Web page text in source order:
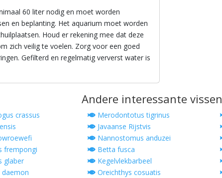
60 liter nodig en moet worden
en beplanting. Het aquarium moet worden
Houd er rekening mee dat deze
zich veilig te voelen. Zorg voor een goed
Gefilterd en regelmatig ververst water is
crassus
frempongi
glaber
daemon
Andere interessante vissen
Merodontotus tigrinus
Javaanse Rijstvis
Nannostomus anduzei
Betta fusca
Kegelvlekbarbeel
Oreichthys cosuatis